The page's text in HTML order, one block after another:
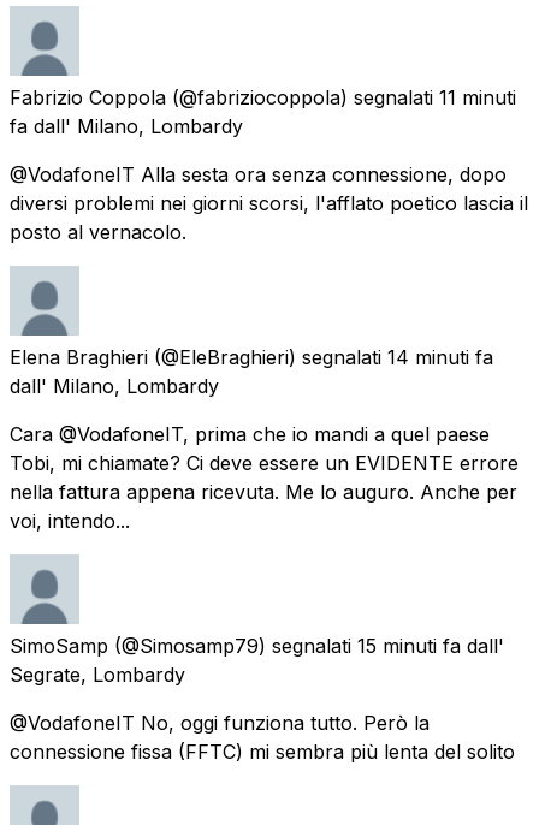
Fabrizio Coppola (@fabriziocoppola) segnalati 11 minuti
fa dall' Milano, Lombardy
@VodafoneIT Alla sesta ora senza connessione, dopo
diversi problemi nei giorni scorsi, l'afflato poetico lascia il
posto al vernacolo.
Elena Braghieri (@EleBraghieri) segnalati 14 minuti fa
dall' Milano, Lombardy
Cara @VodafoneIT, prima che io mandi a quel paese
Tobi, mi chiamate? Ci deve essere un EVIDENTE errore
nella fattura appena ricevuta. Me lo auguro. Anche per
voi, intendo...
SimoSamp (@Simosamp79) segnalati 15 minuti fa dall'
Segrate, Lombardy
@VodafoneIT No, oggi funziona tutto. Però la
connessione fissa (FFTC) mi sembra più lenta del solito